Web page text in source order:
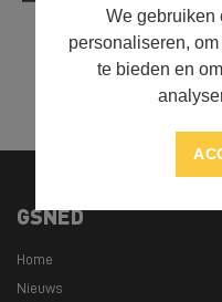
We gebruiken
personaliseren,
te bieden en
GSNED
Home
Nieuws